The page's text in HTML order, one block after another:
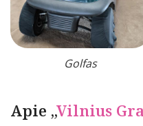
Golfas
Apie „Vilnius